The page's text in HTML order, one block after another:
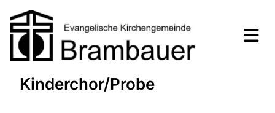
Kinderchor/Probe